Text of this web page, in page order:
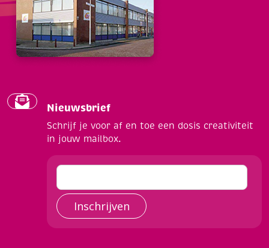
Nieuwsbrief
Schrijf je voor af en toe een dosis creativiteit
in jouw mailbox.
Inschrijven